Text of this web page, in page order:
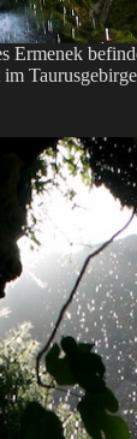
Ermenek